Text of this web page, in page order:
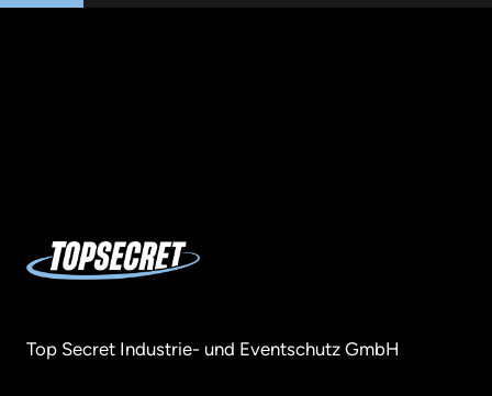
Top Secret Industrie- und Eventschutz GmbH